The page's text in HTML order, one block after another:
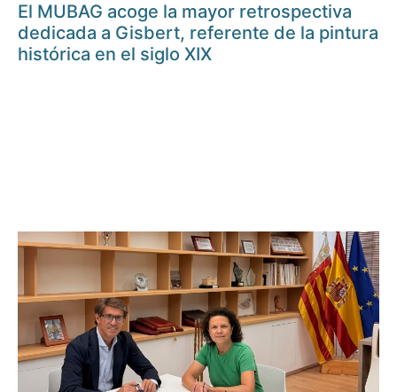
El MUBAG acoge la mayor retrospectiva
dedicada a Gisbert, referente de la pintura
histórica en el siglo XIX